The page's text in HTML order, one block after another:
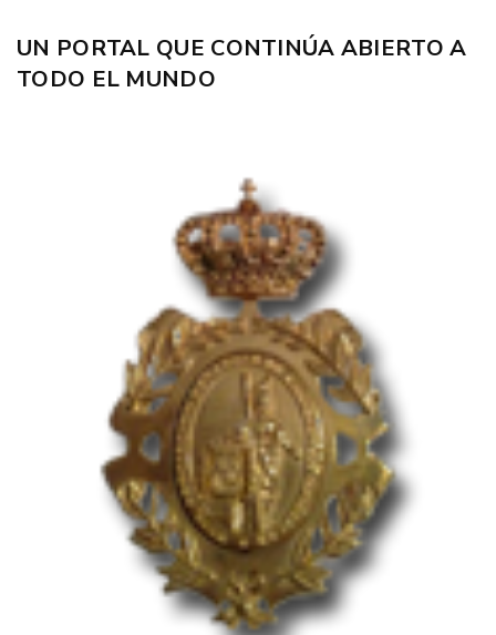
UN PORTAL QUE CONTINÚA ABIERTO A
TODO EL MUNDO